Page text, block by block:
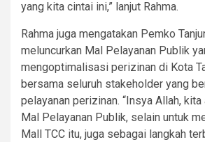
yang kita cintai ini,” lanjut Rahma.
Rahma juga mengatakan Pemko
meluncurkan Mal Pelayanan Publik
mengoptimalisasi perizinan di Kota
bersama seluruh stakeholder yang
pelayanan perizinan. “Insya Allah, kita
Mal Pelayanan Publik, selain untuk
Mall TCC itu, juga sebagai langkah